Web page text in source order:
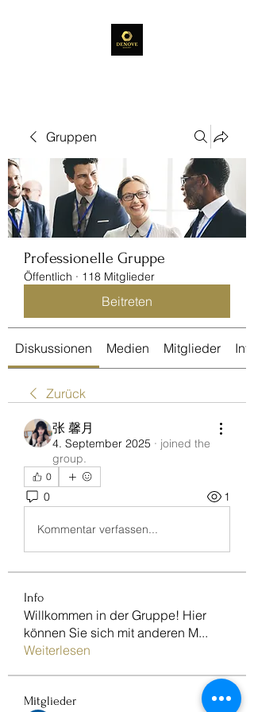
Gruppen
Professionelle Gruppe
Öffentlich · 118 Mitglieder
Beitreten
Diskussionen Medien Mitglieder Info
Zurück
张 馨月
4. September 2025 · joined the
group.
0
0 1
Kommentar verfassen...
Info
Willkommen in der Gruppe! Hier
können Sie sich mit anderen M...
Weiterlesen
Mitglieder